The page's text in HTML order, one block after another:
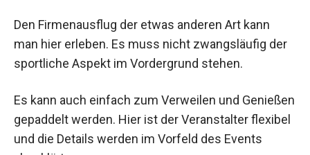
Den Firmenausflug der etwas anderen Art kann
man hier erleben. Es muss nicht zwangsläufig der
sportliche Aspekt im Vordergrund stehen.
Es kann auch einfach zum Verweilen und Genießen
gepaddelt werden. Hier ist der Veranstalter flexibel
und die Details werden im Vorfeld des Events